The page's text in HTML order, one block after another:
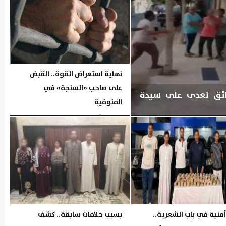
تعدى على سيدة
نهاية استعراض القوة.. القبض
على صاحب «السنجة» في
المنوفية
الخميس، 6 أغسطس 2026 06:05 مـ
في باب الشعرية..
بسبب خلافات سابقة.. كشف